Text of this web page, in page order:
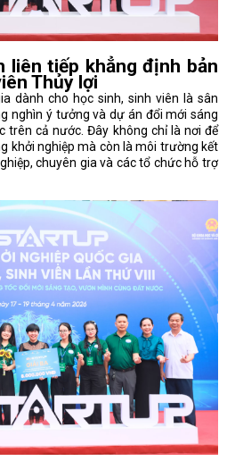
liên tiếp khẳng định bản
Thủy lợi
dành cho học sinh, sinh viên là sân
nghìn ý tưởng và dự án đổi mới sáng
trên cả nước. Đây không chỉ là nơi để
khởi nghiệp mà còn là môi trường kết
chuyên gia và các tổ chức hỗ trợ